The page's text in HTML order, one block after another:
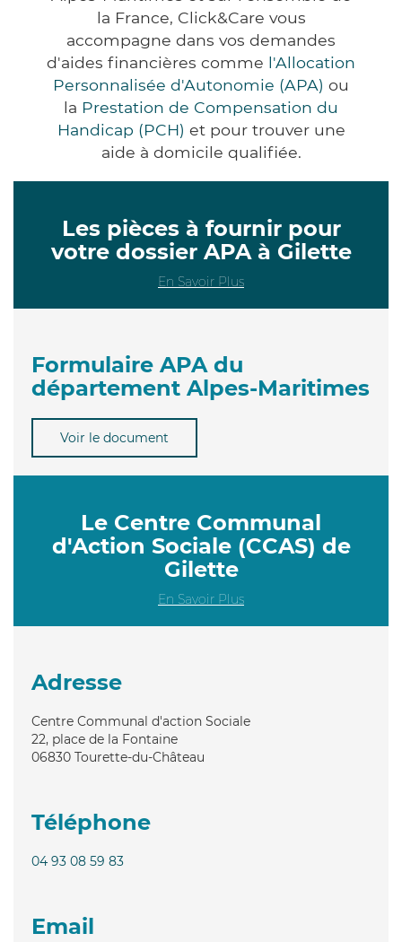
la France, Click&Care vous
accompagne dans vos demandes
d'aides financières comme l'Allocation
Personnalisée d'Autonomie (APA) ou
la Prestation de Compensation du
Handicap (PCH) et pour trouver une
aide à domicile qualifiée.
Les pièces à fournir pour
votre dossier APA à Gilette
En Savoir Plus
Formulaire APA du
département Alpes-Maritimes
Voir le document
Le Centre Communal
d'Action Sociale (CCAS) de
Gilette
En Savoir Plus
Adresse
Centre Communal d'action Sociale
22, place de la Fontaine
06830 Tourette-du-Château
Téléphone
04 93 08 59 83
Email